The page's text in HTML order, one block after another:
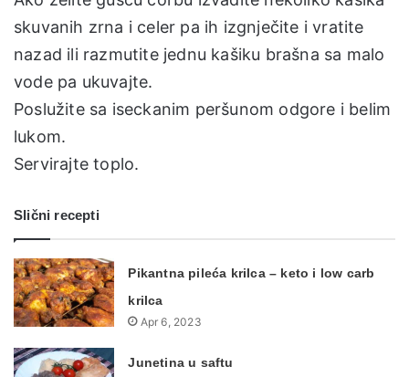
skuvanih zrna i celer pa ih izgnječite i vratite
nazad ili razmutite jednu kašiku brašna sa malo
vode pa ukuvajte.
Poslužite sa iseckanim peršunom odgore i belim
lukom.
Servirajte toplo.
Slični recepti
Pikantna pileća krilca – keto i low carb
krilca
Apr 6, 2023
Junetina u saftu